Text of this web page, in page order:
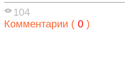
104
Комментарии ( 0 )